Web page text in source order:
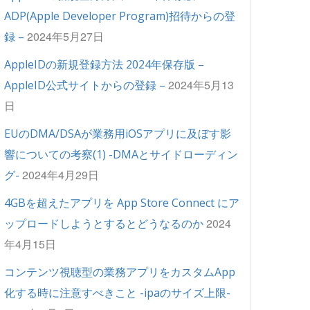
ADP(Apple Developer Program)招待からの登
録 – 2024年5月27日
AppleIDの新規登録方法 2024年保存版 –
AppleID公式サイトからの登録 – 2024年5月13
日
EUのDMA/DSAが業務用iOSアプリに及ぼす影
響についての考察(1) -DMAとサイドローディン
グ- 2024年4月29日
4GBを超えたアプリを App Store Connect にア
ップロードしようとするとどうなるのか2024
年4月15日
コンテンツ視聴型の業務アプリをカスタムApp
化する時に注意すべきこと -ipaのサイズ上限-